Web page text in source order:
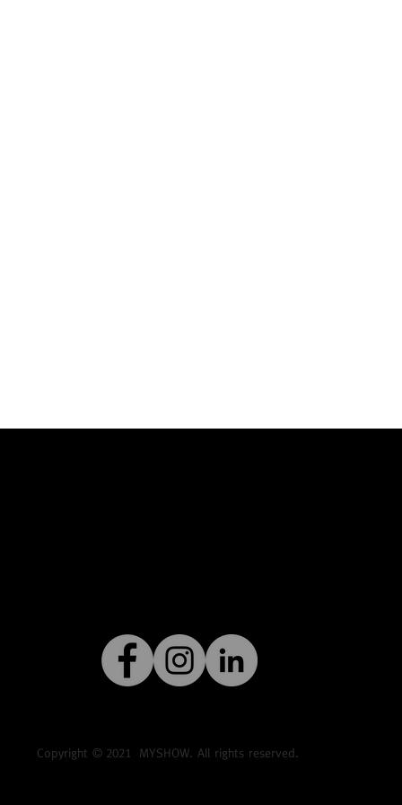
Copyright © 2021 MYSHOW. All rights reserved.